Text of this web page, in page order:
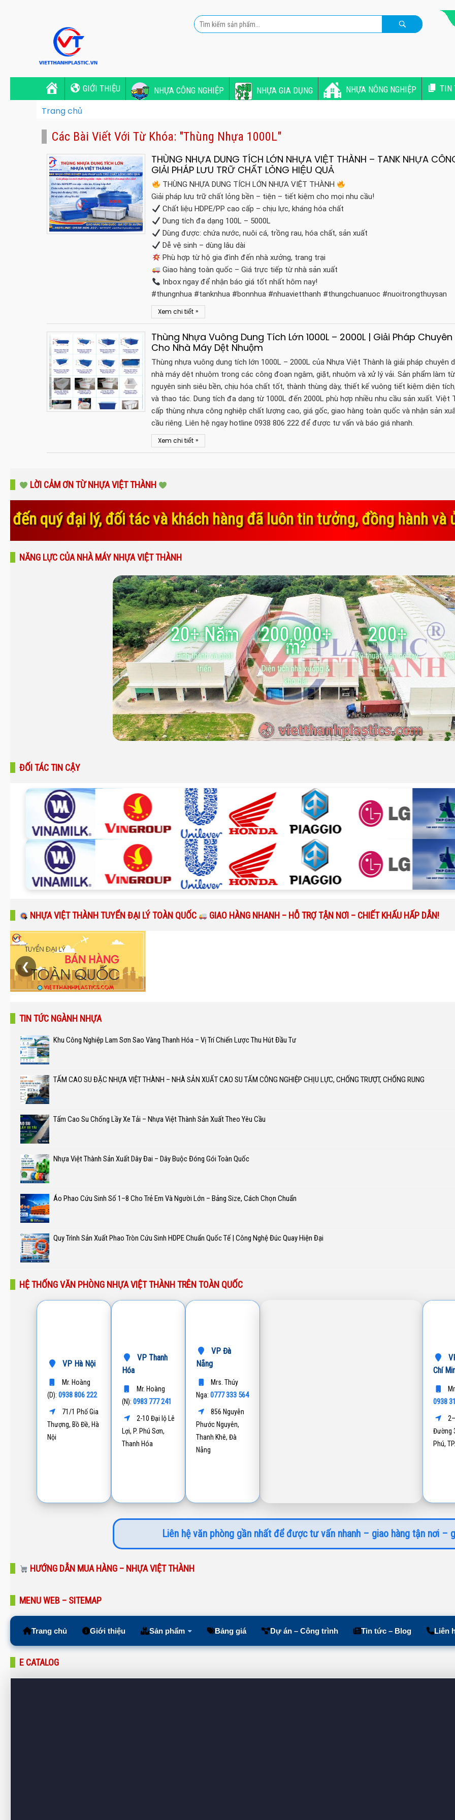
GIỚI THIỆU NHỰA CÔNG NGHIỆP NHỰA GIA DỤNG NHỰA NÔNG NGHIỆP TIN
Trang chủ
Các Bài Viết Với Từ Khóa: "Thùng Nhựa 1000L"
THÙNG NHỰA DUNG TÍCH LỚN NHỰA VIỆT THÀNH – TANK NHỰA
GIẢI PHÁP LƯU TRỮ CHẤT LỎNG HIỆU QUẢ
THÙNG NHỰA DUNG TÍCH LỚN NHỰA VIỆT THÀNH
Giải pháp lưu trữ chất lỏng bền – tiện – tiết kiệm cho mọi nhu cầu!
Chất liệu HDPE/PP cao cấp – chịu lực, kháng hóa chất
Dung tích đa dạng 100L – 5000L
Dùng được: chứa nước, nuôi cá, trồng rau, hóa chất, sản xuất
Dễ vệ sinh – dùng lâu dài
Phù hợp từ hộ gia đình đến nhà xưởng, trang trại
Giao hàng toàn quốc – Giá trực tiếp từ nhà sản xuất
Inbox ngay để nhận báo giá tốt nhất hôm nay!
#thungnhua #tanknhua #bonnhua #nhuavietthanh #thungchuanuoc #nuoitrongthuysan
Xem chi tiết »
Thùng Nhựa Vuông Dung Tích Lớn 1000L – 2000L | Giải Pháp
Cho Nhà Máy Dệt Nhuộm
Thùng nhựa vuông dung tích lớn 1000L – 2000L của Nhựa Việt Thành là giải pháp chuyên
nhà máy dệt nhuộm trong các công đoạn ngâm, giặt, nhuộm và xử lý vải. Sản phẩm làm từ
nguyên sinh siêu bền, chịu hóa chất tốt, thành thùng dày, thiết kế vuông tiết kiệm diện
và thao tác. Dung tích đa dạng từ 1000L đến 2000L phù hợp nhiều nhu cầu sản xuất. Việt
cấp thùng nhựa công nghiệp chất lượng cao, giá gốc, giao hàng toàn quốc và nhận sản
cầu riêng. Liên hệ ngay hotline 0938 806 222 để được tư vấn và báo giá nhanh.
Xem chi tiết »
LỜI CẢM ƠN TỪ NHỰA VIỆT THÀNH
hàng đã luôn tin tưởng, đồng hành và ủng hộ chúng tôi trong
NĂNG LỰC CỦA NHÀ MÁY NHỰA VIỆT THÀNH
20+ Năm
Hình thành và phát
triển
200,000+
m²
Diện tích nhà xưởng &
kho bãi
200+
Kỹ thuật viên có tay
nghề
ĐỐI TÁC TIN CẬY
NHỰA VIỆT THÀNH TUYỂN ĐẠI LÝ TOÀN QUỐC GIAO HÀNG NHANH – HỖ TRỢ TẬN NƠI – CHIẾT KHẤU HẤP DẪN!
❮
TIN TỨC NGÀNH NHỰA
Khu Công Nghiệp Lam Sơn Sao Vàng Thanh Hóa – Vị Trí Chiến Lược Thu Hút Đầu Tư
TẤM CAO SU ĐẶC NHỰA VIỆT THÀNH – NHÀ SẢN XUẤT CAO SU TẤM CÔNG NGHIỆP CHỊU LỰC, CHỐNG TRƯỢT, CHỐNG RUNG
Tấm Cao Su Chống Lầy Xe Tải – Nhựa Việt Thành Sản Xuất Theo Yêu Cầu
Nhựa Việt Thành Sản Xuất Dây Đai – Dây Buộc Đóng Gói Toàn Quốc
Áo Phao Cứu Sinh Số 1–8 Cho Trẻ Em Và Người Lớn – Bảng Size, Cách Chọn Chuẩn
Quy Trình Sản Xuất Phao Tròn Cứu Sinh HDPE Chuẩn Quốc Tế | Công Nghệ Đúc Quay Hiện Đại
HỆ THỐNG VĂN PHÒNG NHỰA VIỆT THÀNH TRÊN TOÀN QUỐC
VP Hà Nội
Mr. Hoàng
(D): 0938 806 222
71/1 Phố Gia
Thượng, Bồ Đề, Hà
Nội
VP Thanh
Hóa
Mr. Hoàng
(N): 0983 777 241
2-10 Đại lộ Lê
Lợi, P. Phú Sơn,
Thanh Hóa
VP Đà
Nẵng
Mrs. Thúy
Nga:0777 333 564
856 Nguyễn
Phước Nguyên,
Thanh Khê, Đà
Nẵng
Chí
0938
Đường
Phú,
Liên hệ văn phòng gần nhất để được tư vấn nhanh – giao hàng tận nơi –
HƯỚNG DẪN MUA HÀNG – NHỰA VIỆT THÀNH
MENU WEB – SITEMAP
Trang chủ Giới thiệu Sản phẩm Bảng giá Dự án – Công trình Tin tức – Blog Liên
E CATALOG